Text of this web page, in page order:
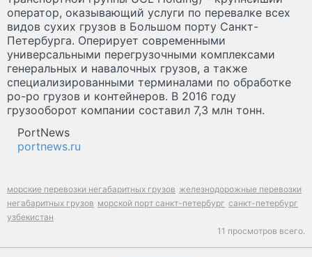
оператор, оказывающий услуги по перевалке всех
видов сухих грузов в Большом порту Санкт-
Петербурга. Оперирует современными
универсальными перегрузочными комплексами
генеральных и навалочных грузов, а также
специализированными терминалами по обработке
ро-ро грузов и контейнеров. В 2016 году
грузооборот компании составил 7,3 млн тонн.
PortNews
portnews.ru
морские перевозки негабаритных грузов железнодорожные перевозки
негабаритных грузов морской порт санкт-петербург санкт-петербург
узбекистан
11 просмотров всего.